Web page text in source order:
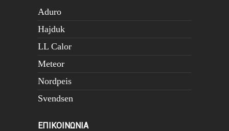
Aduro
Hajduk
LL Calor
Meteor
Nordpeis
Svendsen
ΕΠΙΚΟΙΝΩΝΙΑ